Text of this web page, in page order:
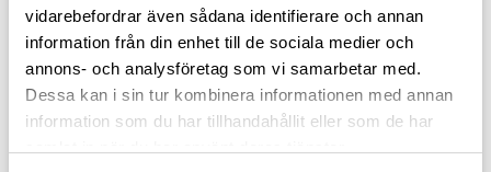
vidarebefordrar även sådana identifierare och annan
information från din enhet till de sociala medier och
annons- och analysföretag som vi samarbetar med.
Dessa kan i sin tur kombinera informationen med annan
information som du har tillhandahållit eller som de har
K9 Competition
Intensive Aloe Vera
Coat Cure - finns i två
storlekar
Djupverkande inpackning
K9 Crisp Mist
Texturizer - finns i tre
storlekar